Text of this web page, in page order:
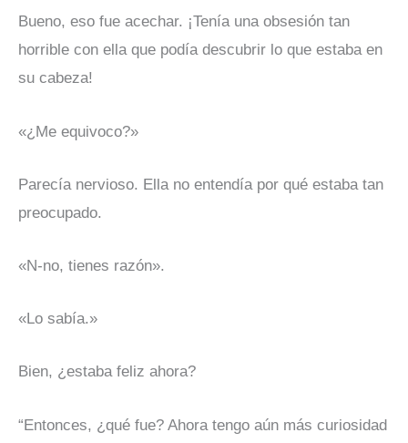
Bueno, eso fue acechar. ¡Tenía una obsesión tan
horrible con ella que podía descubrir lo que estaba en
su cabeza!
«¿Me equivoco?»
Parecía nervioso. Ella no entendía por qué estaba tan
preocupado.
«N-no, tienes razón».
«Lo sabía.»
Bien, ¿estaba feliz ahora?
“Entonces, ¿qué fue? Ahora tengo aún más curiosidad